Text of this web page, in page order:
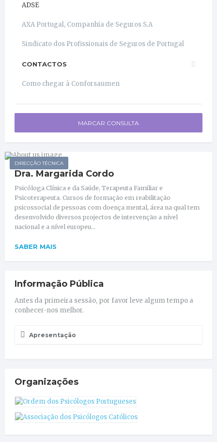
ADSE
AXA Portugal, Companhia de Seguros S.A
Sindicato dos Profissionais de Seguros de Portugal
CONTACTOS
Como chegar à Conforsaumen
MARCAR CONSULTA
DIRECÇÃO TÉCNICA
Dra. Margarida Cordo
Psicóloga Clínica e da Saúde, Terapeuta Familiar e
Psicoterapeuta. Cursos de formação em reabilitação
psicossocial de pessoas com doença mental, área na qual tem
desenvolvido diversos projectos de intervenção a nível
nacional e a nível europeu...
SABER MAIS
Informação Pública
Antes da primeira sessão, por favor leve algum tempo a
conhecer-nos melhor.
Apresentação
Organizações